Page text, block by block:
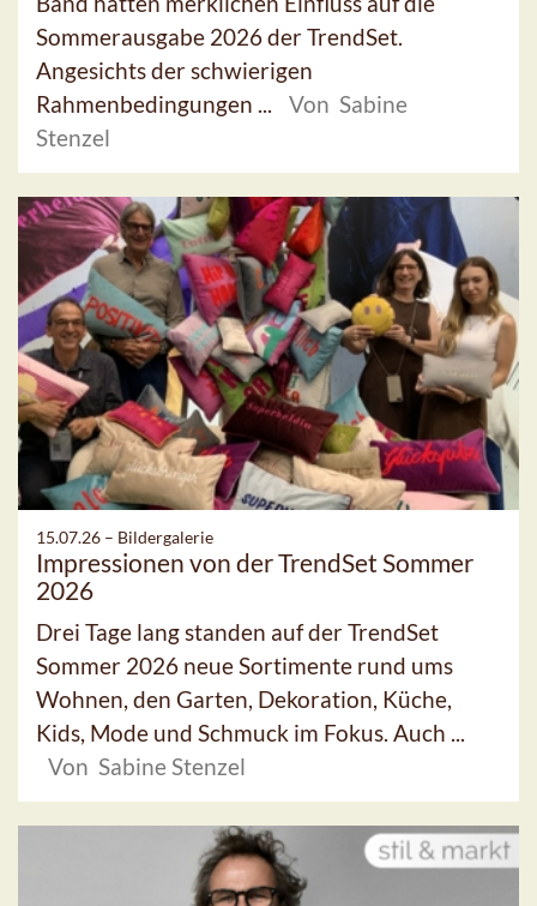
Sommerausgabe 2026 der TrendSet.
Angesichts der schwierigen
Rahmenbedingungen ...
Von Sabine
Stenzel
15.07.26 – Bildergalerie
Impressionen von der TrendSet Sommer
2026
Drei Tage lang standen auf der TrendSet
Sommer 2026 neue Sortimente rund ums
Wohnen, den Garten, Dekoration, Küche,
Kids, Mode und Schmuck im Fokus. Auch ...
Von Sabine Stenzel